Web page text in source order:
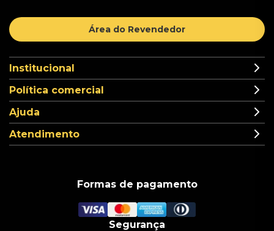
Área do Revendedor
Institucional
Política comercial
Ajuda
Atendimento
Formas de pagamento
Segurança